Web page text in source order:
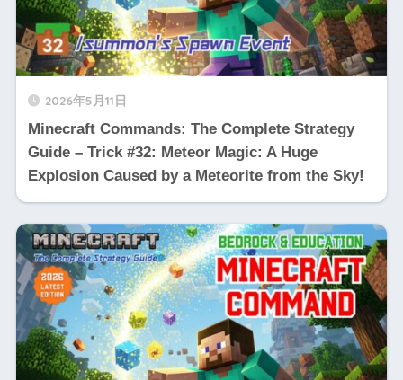
2026年5月11日
Minecraft Commands: The Complete Strategy
Guide – Trick #32: Meteor Magic: A Huge
Explosion Caused by a Meteorite from the Sky!